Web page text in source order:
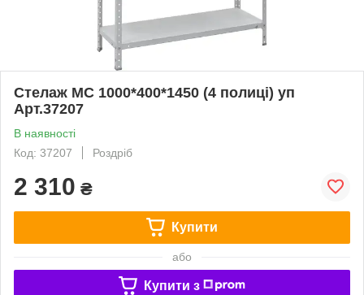
Стелаж МС 1000*400*1450 (4 полиці) уп
Арт.37207
В наявності
Код: 37207
Роздріб
2 310 ₴
Купити
або
Купити з